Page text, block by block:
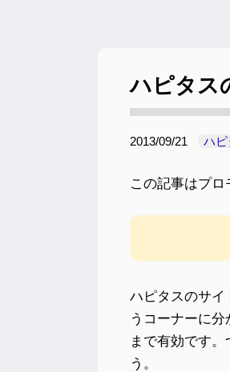
ハピタス
2013/09/21 ハピ
この記事はプ
ハピタスのサイ
うコーナーに
まで有効です
う。